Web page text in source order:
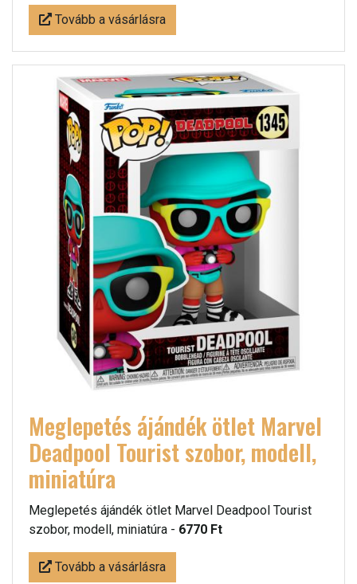
Tovább a vásárlásra
Meglepetés ájándék ötlet Marvel
Deadpool Tourist szobor, modell,
miniatúra
Meglepetés ájándék ötlet Marvel Deadpool Tourist
szobor, modell, miniatúra - 6770 Ft
Tovább a vásárlásra